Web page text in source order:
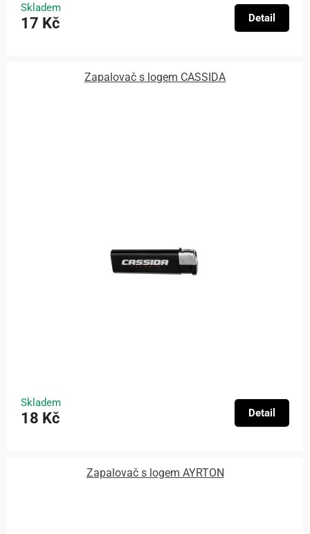
Skladem
17 Kč Detail
Zapalovač s logem CASSIDA
Skladem
18 Kč Detail
Zapalovač s logem AYRTON